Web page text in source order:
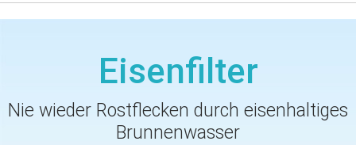
Eisenfilter
Nie wieder Rostflecken durch eisenhaltiges
Brunnenwasser